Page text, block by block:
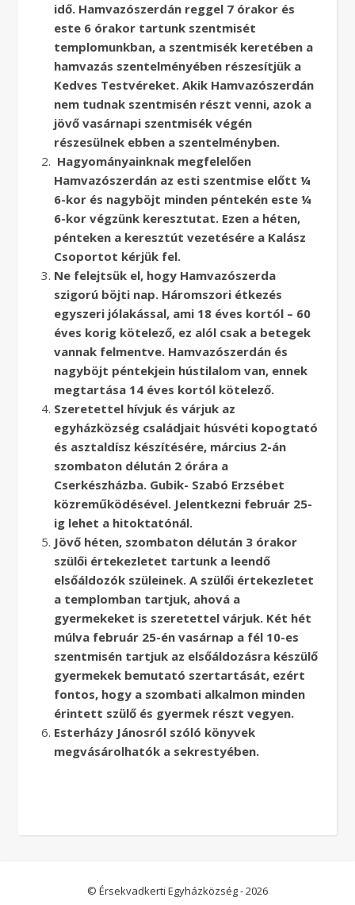
idő. Hamvazószerdán reggel 7 órakor és
este 6 órakor tartunk szentmisét
templomunkban, a szentmisék keretében a
hamvazás szentelményében részesítjük a
Kedves Testvéreket. Akik Hamvazószerdán
nem tudnak szentmisén részt venni, azok a
jövő vasárnapi szentmisék végén
részesülnek ebben a szentelményben.
Hagyományainknak megfelelően
Hamvazószerdán az esti szentmise előtt ¼
6-kor és nagyböjt minden péntekén este ¼
6-kor végzünk keresztutat. Ezen a héten,
pénteken a keresztút vezetésére a Kalász
Csoportot kérjük fel.
Ne felejtsük el, hogy Hamvazószerda
szigorú böjti nap. Háromszori étkezés
egyszeri jólakással, ami 18 éves kortól – 60
éves korig kötelező, ez alól csak a betegek
vannak felmentve. Hamvazószerdán és
nagyböjt péntekjein hústilalom van, ennek
megtartása 14 éves kortól kötelező.
Szeretettel hívjuk és várjuk az
egyházközség családjait húsvéti kopogtató
és asztaldísz készítésére, március 2-án
szombaton délután 2 órára a
Cserkészházba. Gubik- Szabó Erzsébet
közreműködésével. Jelentkezni február 25-
ig lehet a hitoktatónál.
Jövő héten, szombaton délután 3 órakor
szülői értekezletet tartunk a leendő
elsőáldozók szüleinek. A szülői értekezletet
a templomban tartjuk, ahová a
gyermekeket is szeretettel várjuk. Két hét
múlva február 25-én vasárnap a fél 10-es
szentmisén tartjuk az elsőáldozásra készülő
gyermekek bemutató szertartását, ezért
fontos, hogy a szombati alkalmon minden
érintett szülő és gyermek részt vegyen.
Esterházy Jánosról szóló könyvek
megvásárolhatók a sekrestyében.
© Érsekvadkerti Egyházközség - 2026